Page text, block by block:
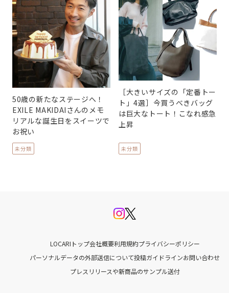
50歳の新たなステージへ！
EXILE MAKIDAIさんのメモ
リアルな誕生日をスイーツで
お祝い
未分類
［大きいサイズの「定番トー
ト」4選］今買うべきバッグ
は巨大なトート！こなれ感急
上昇
未分類
LOCARIトップ会社概要利用規約プライバシーポリシー
パーソナルデータの外部送信について投稿ガイドラインお問い合わせ
プレスリリースや新商品のサンプル送付